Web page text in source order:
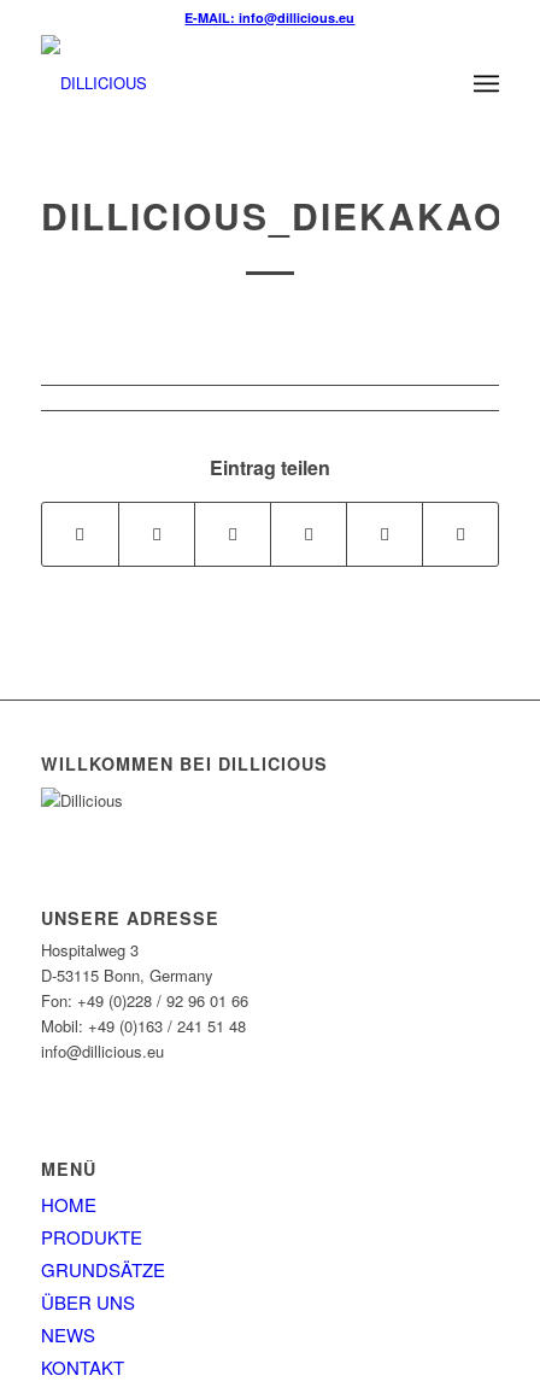
E-MAIL: info@dillicious.eu
Eintrag teilen
WILLKOMMEN BEI DILLICIOUS
UNSERE ADRESSE
Hospitalweg 3
D-53115 Bonn, Germany
Fon: +49 (0)228 / 92 96 01 66
Mobil: +49 (0)163 / 241 51 48
info@dillicious.eu
MENÜ
HOME
PRODUKTE
GRUNDSÄTZE
ÜBER UNS
NEWS
KONTAKT